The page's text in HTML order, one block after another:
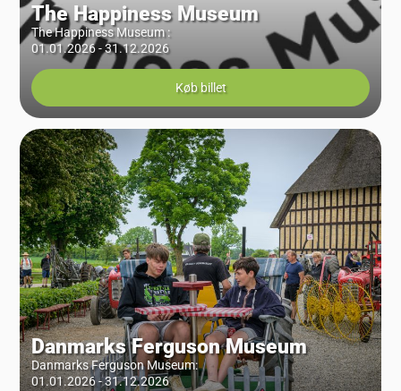
The Happiness Museum
The Happiness Museum:
01.01.2026 - 31.12.2026
Køb billet
Danmarks Ferguson Museum
Danmarks Ferguson Museum:
01.01.2026 - 31.12.2026